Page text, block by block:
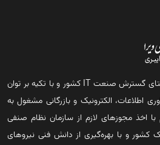
شرکت ستاک فناوری ویرا در راستای گسترش صنعت IT کشور و با تکیه بر توان
اطلاعات، الکترونیک و بازرگانی مشغول به
با اخذ مجوزهای لازم از سازمان نظام صنفی
کشور و با بهره‌گیری از دانش فنی نیروهای